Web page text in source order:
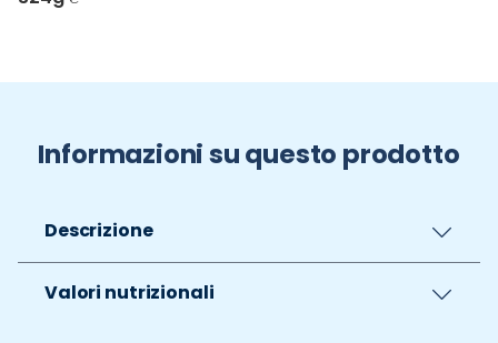
Informazioni su questo prodotto
Descrizione
Valori nutrizionali